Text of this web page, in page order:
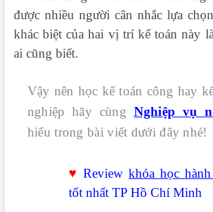
được nhiều người cân nhắc lựa
khác biệt của hai vị trí kế toán này
ai cũng biết.
Vậy nên học kế toán công hay
nghiệp hãy cùng Nghiệp vụ
hiểu trong bài viết dưới đây nhé!
♥ Reviewkhóa học
tốt nhất TP Hồ Chí Minh